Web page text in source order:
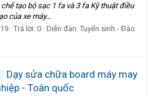
tạo bộ sạc 1 fa và 3 fa Kỹ thuật điều
của xe máy...
Trả lời: 0 Diễn đàn: Tuyển sinh - Đào
Dạy sửa chữa board máy may
- Toàn quốc